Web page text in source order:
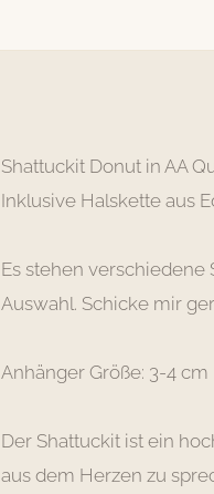
Shattuckit Donut in AA
Inklusive Halskette aus
Es stehen verschiedene
Auswahl. Schicke mir
Anhänger Größe: 3-4 cm
Der Shattuckit ist ein
aus dem Herzen zu